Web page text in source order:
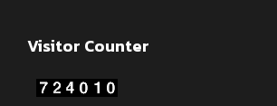
Visitor Counter